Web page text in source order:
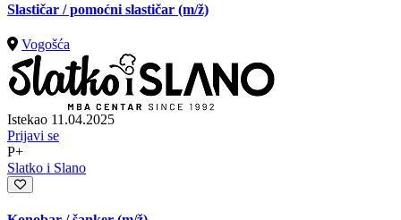
Slastičar / pomoćni slastičar (m/ž)
Vogošća
Istekao 11.04.2025
Prijavi se
P+
Slatko i Slano